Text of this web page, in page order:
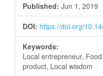
Published: Jun 1, 2019
DOI: https://doi.org/
Keywords:
Local entrepreneur,
product, Local wisdom